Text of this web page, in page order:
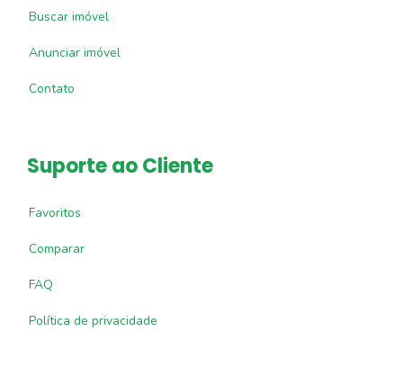
Buscar imóvel
Anunciar imóvel
Contato
Suporte ao Cliente
Favoritos
Comparar
FAQ
Política de privacidade